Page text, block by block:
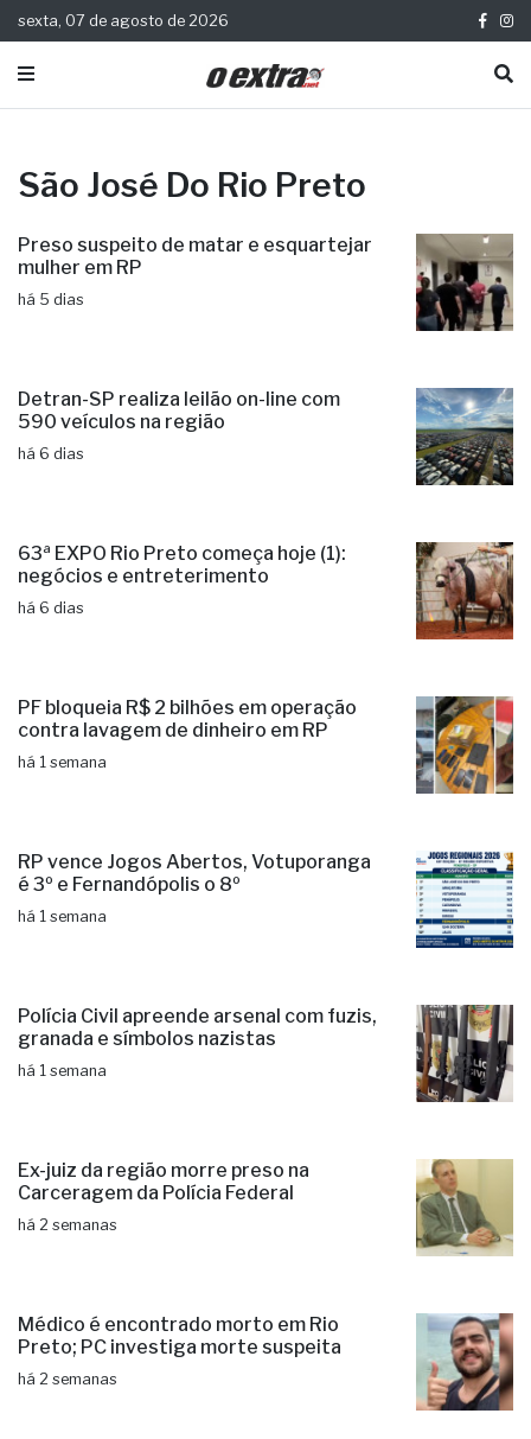
sexta, 07 de agosto de 2026
São José Do Rio Preto
Preso suspeito de matar e esquartejar
mulher em RP
há 5 dias
Detran-SP realiza leilão on-line com
590 veículos na região
há 6 dias
63ª EXPO Rio Preto começa hoje (1):
negócios e entreterimento
há 6 dias
PF bloqueia R$ 2 bilhões em operação
contra lavagem de dinheiro em RP
há 1 semana
RP vence Jogos Abertos, Votuporanga
é 3º e Fernandópolis o 8º
há 1 semana
Polícia Civil apreende arsenal com fuzis,
granada e símbolos nazistas
há 1 semana
Ex-juiz da região morre preso na
Carceragem da Polícia Federal
há 2 semanas
Médico é encontrado morto em Rio
Preto; PC investiga morte suspeita
há 2 semanas